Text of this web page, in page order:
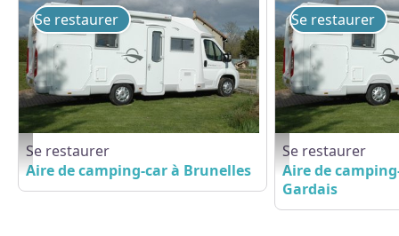
Aire de camping-cars - CDT 28
Se restaurer
Se restaurer
Aire de camping-car à Brunelles
Aire de camping-cars
Se restaurer
Se restaurer
Aire de
Gardais